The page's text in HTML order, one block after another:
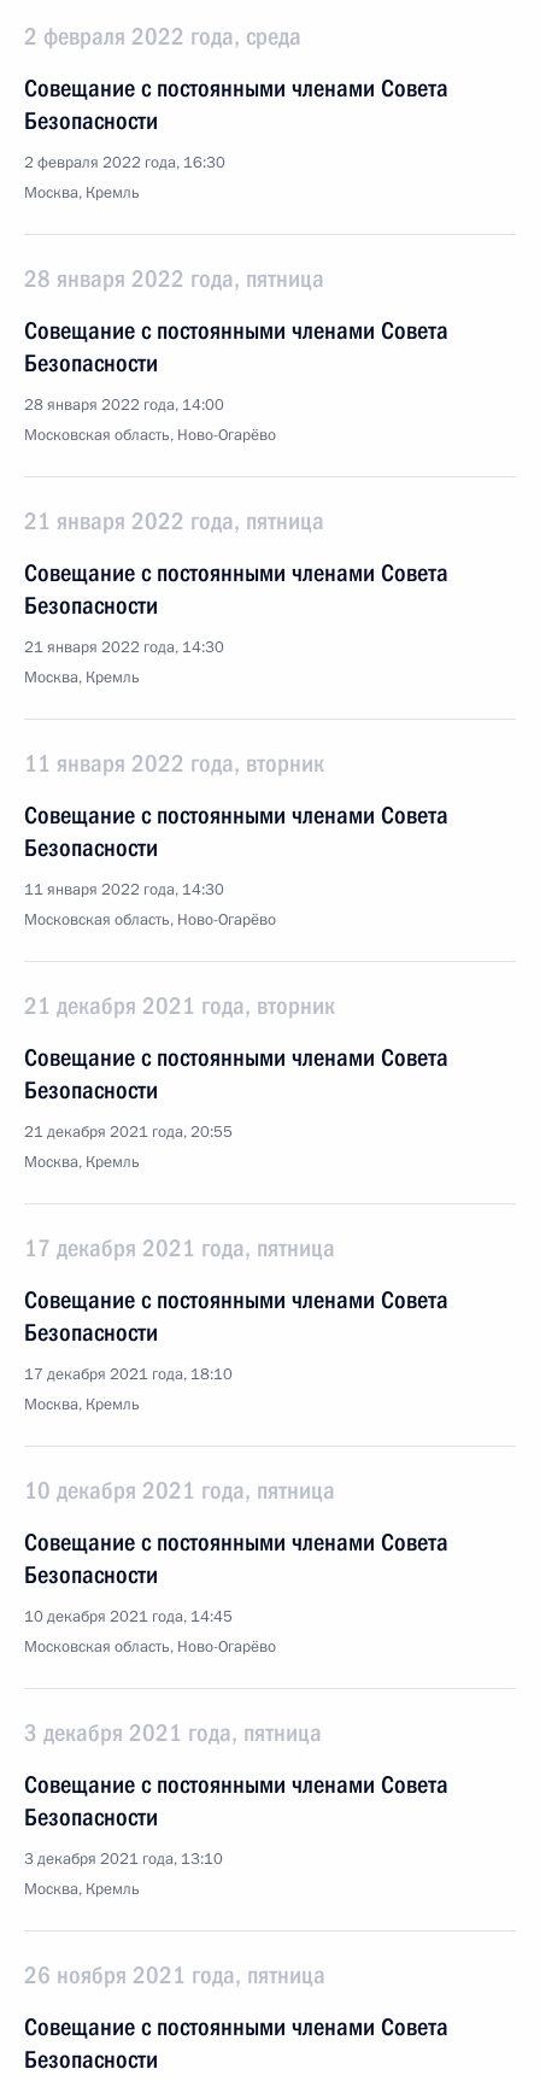
2 февраля 2022 года, среда
Совещание с постоянными членами Совета
Безопасности
2 февраля 2022 года, 16:30
Москва, Кремль
28 января 2022 года, пятница
Совещание с постоянными членами Совета
Безопасности
28 января 2022 года, 14:00
Московская область, Ново-Огарёво
21 января 2022 года, пятница
Совещание с постоянными членами Совета
Безопасности
21 января 2022 года, 14:30
Москва, Кремль
11 января 2022 года, вторник
Совещание с постоянными членами Совета
Безопасности
11 января 2022 года, 14:30
Московская область, Ново-Огарёво
21 декабря 2021 года, вторник
Совещание с постоянными членами Совета
Безопасности
21 декабря 2021 года, 20:55
Москва, Кремль
17 декабря 2021 года, пятница
Совещание с постоянными членами Совета
Безопасности
17 декабря 2021 года, 18:10
Москва, Кремль
10 декабря 2021 года, пятница
Совещание с постоянными членами Совета
Безопасности
10 декабря 2021 года, 14:45
Московская область, Ново-Огарёво
3 декабря 2021 года, пятница
Совещание с постоянными членами Совета
Безопасности
3 декабря 2021 года, 13:10
Москва, Кремль
26 ноября 2021 года, пятница
Совещание с постоянными членами Совета
Безопасности